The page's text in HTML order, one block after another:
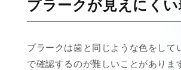
プラークが見えにくい
プラークは歯と同じような色をして
で確認するのが難しいことがありま